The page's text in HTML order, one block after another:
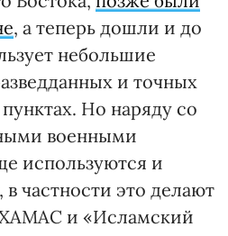
, а теперь дошли и до
небольшие
и точных
Но наряду со
военными
используются и
частности это делают
ХАМАС и «Исламский